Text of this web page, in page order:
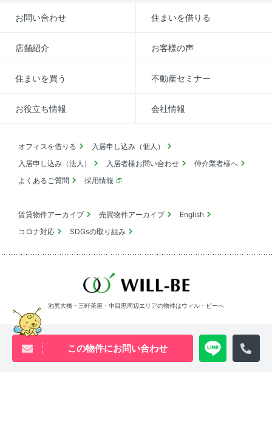
この物件にお問い合わせ
お問い合わせ 住まいを借りる
店舗紹介 お客様の声
住まいを買う 不動産セミナー
お役立ち情報 会社情報
オフィスを借りる
入居申し込み（個人）
入居申し込み（法人）
入居者様お問い合わせ
仲介業者様へ
よくあるご質問
採用情報
賃貸物件アーカイブ 売買物件アーカイブ
English
コロナ対応
SDGsの取り組み
池尻大橋・三軒茶屋・中目黒周辺エリアの物件はウィル・ビーへ
0120-840-834
[営業時間 ｜ 10:00〜18:00]